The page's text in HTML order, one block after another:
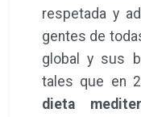
respetada y
gentes de
global y sus
tales que en
dieta